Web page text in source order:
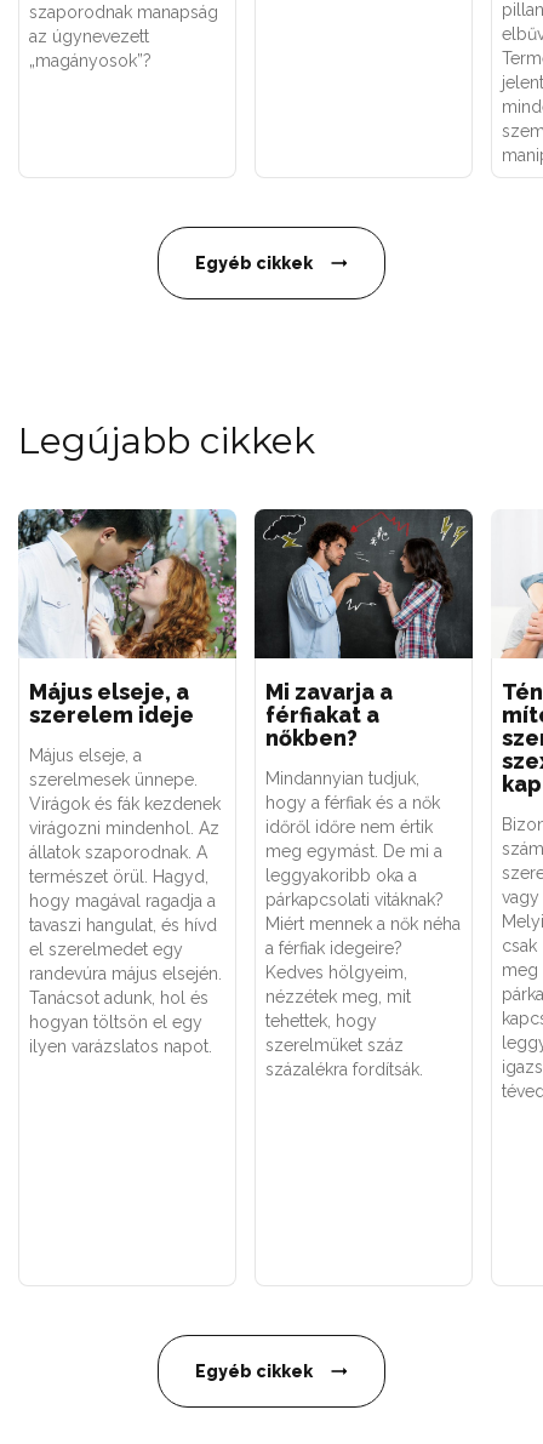
szaporodnak manapság
az úgynevezett
„magányosok”?
Egyéb cikkek
Legújabb cikkek
Május elseje, a
szerelem ideje
Május elseje, a
szerelmesek ünnepe.
Virágok és fák kezdenek
virágozni mindenhol. Az
állatok szaporodnak. A
természet örül. Hagyd,
hogy magával ragadja a
tavaszi hangulat, és hívd
el szerelmedet egy
randevúra május elsején.
Tanácsot adunk, hol és
hogyan töltsön el egy
ilyen varázslatos napot.
Mi zavarja a
férfiakat a
nőkben?
Mindannyian tudjuk,
hogy a férfiak és a nők
időről időre nem értik
meg egymást. De mi a
leggyakoribb oka a
párkapcsolati vitáknak?
Miért mennek a nők néha
a férfiak idegeire?
Kedves hölgyeim,
nézzétek meg, mit
tehettek, hogy
szerelmüket száz
százalékra fordítsák.
vagy
csak
meg
Egyéb cikkek